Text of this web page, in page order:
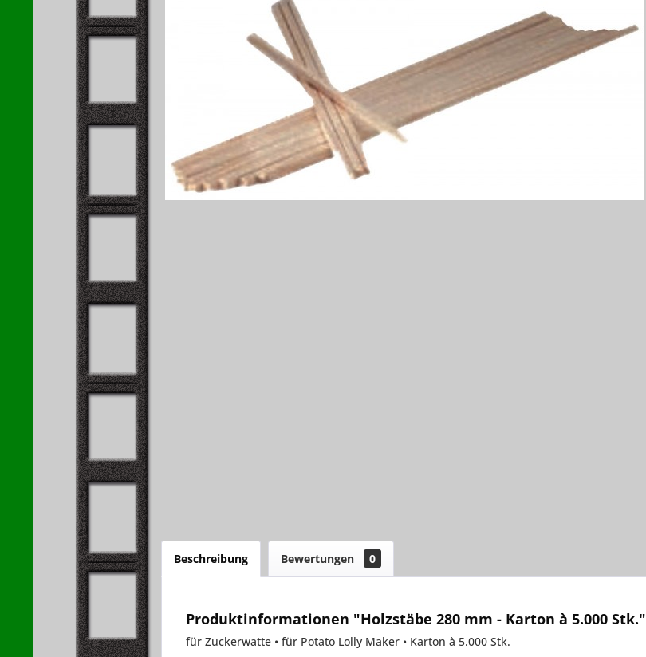
Beschreibung Bewertungen 0
Produktinformationen "Holzstäbe 280 mm - Karton à 5.000 Stk."
für Zuckerwatte • für Potato Lolly Maker • Karton à 5.000 Stk.